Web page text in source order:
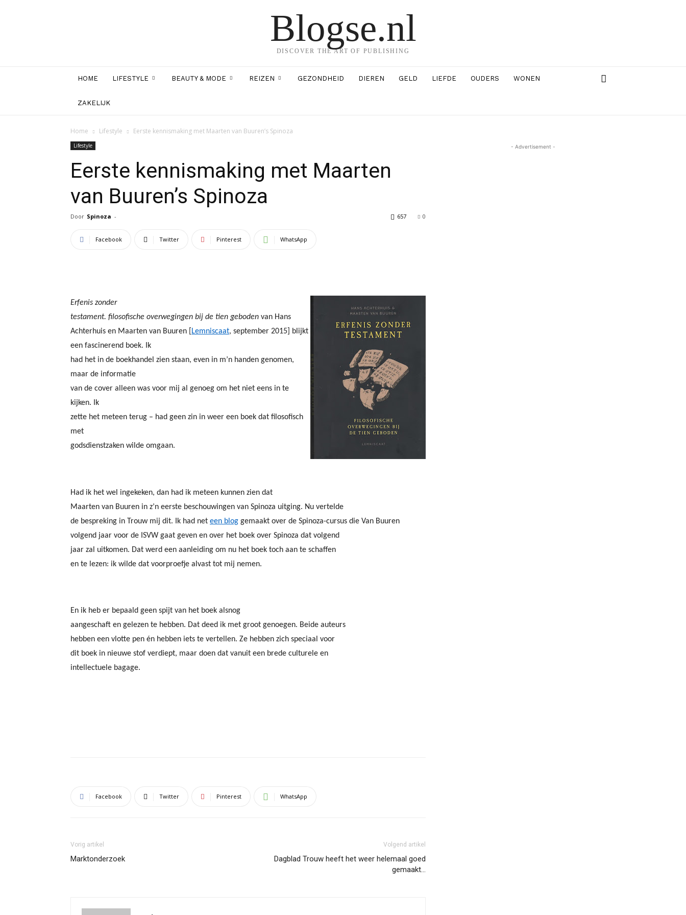
Blogse.nl
DISCOVER THE ART OF PUBLISHING
HOME LIFESTYLE BEAUTY & MODE REIZEN GEZONDHEID DIEREN GELD LIEFDE OUDERS WONEN
ZAKELIJK
Home Lifestyle Eerste kennismaking met Maarten van Buuren’s Spinoza
Lifestyle
Eerste kennismaking met Maarten
van Buuren’s Spinoza
Door Spinoza - 0
657
Facebook Twitter Pinterest WhatsApp
Erfenis zonder
testament. filosofische overwegingen bij de tien geboden van Hans
Achterhuis en Maarten van Buuren [
Lemniscaat, september 2015] blijkt
een fascinerend boek. Ik
had het in de boekhandel zien staan, even in m’n handen genomen,
maar de informatie
van de cover alleen was voor mij al genoeg om het niet eens in te
kijken. Ik
zette het meteen terug – had geen zin in weer een boek dat filosofisch
met
godsdienstzaken wilde omgaan.
Had ik het wel ingekeken, dan had ik meteen kunnen zien dat
Maarten van Buuren in z’n eerste beschouwingen van Spinoza uitging. Nu vertelde
de bespreking in Trouw mij dit. Ik had net een blog gemaakt over de Spinoza-cursus die Van Buuren
volgend jaar voor de ISVW gaat geven en over het boek over Spinoza dat volgend
jaar zal uitkomen. Dat werd een aanleiding om nu het boek toch aan te schaffen
en te lezen: ik wilde dat voorproefje alvast tot mij nemen.
En ik heb er bepaald geen spijt van het boek alsnog
aangeschaft en gelezen te hebben. Dat deed ik met groot genoegen. Beide auteurs
hebben een vlotte pen én hebben iets te vertellen. Ze hebben zich speciaal voor
dit boek in nieuwe stof verdiept, maar doen dat vanuit een brede culturele en
intellectuele bagage.
Facebook Twitter Pinterest WhatsApp
Vorig artikel
Marktonderzoek
Volgend artikel
Dagblad Trouw heeft het weer helemaal goed
gemaakt…
- Advertisement -